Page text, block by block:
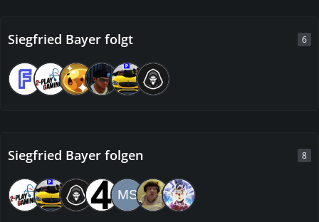
Siegfried Bayer folgt 6
Siegfried Bayer folgen 8